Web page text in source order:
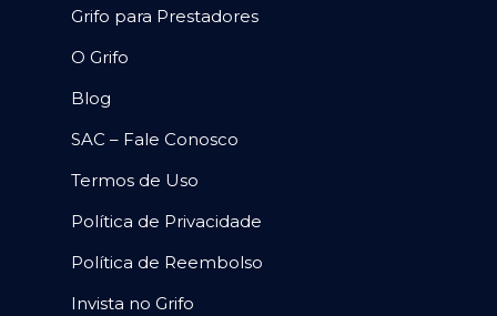
Grifo para Prestadores
O Grifo
Blog
SAC – Fale Conosco
Termos de Uso
Política de Privacidade
Política de Reembolso
Invista no Grifo